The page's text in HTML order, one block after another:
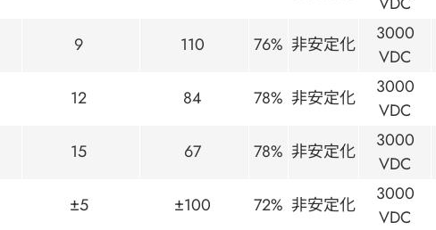
9 110 76% 非安定化
3000
VDC
12 84 78% 非安定化
3000
VDC
15 67 78% 非安定化
3000
VDC
±5 ±100 72% 非安定化
3000
VDC